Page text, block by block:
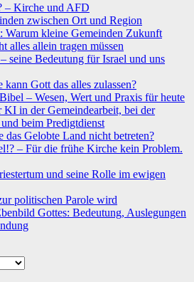
– Kirche und AFD
zwischen Ort und Region
Warum kleine Gemeinden Zukunft
alles allein tragen müssen
seine Bedeutung für Israel und uns
Gott das alles zulassen?
– Wesen, Wert und Praxis für heute
in der Gemeindearbeit, bei der
beim Predigtdienst
das Gelobte Land nicht betreten?
– Für die frühe Kirche kein Problem.
und seine Rolle im ewigen
politischen Parole wird
Gottes: Bedeutung, Auslegungen